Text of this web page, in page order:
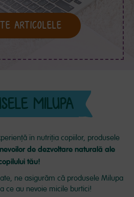
ARTICOLELE
MILUPA
în nutriția copiilor, produsele
de dezvoltare naturală ale
tău!
ne asigurăm că produsele Milupa
ce au nevoie micile burtici!